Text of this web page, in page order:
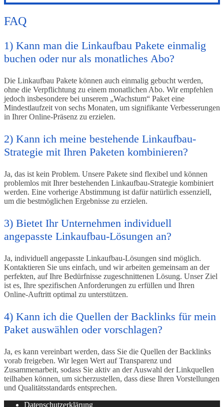
FAQ
1) Kann man die Linkaufbau Pakete einmalig
buchen oder nur als monatliches Abo?
Die Linkaufbau Pakete können auch einmalig gebucht werden,
ohne die Verpflichtung zu einem monatlichen Abo. Wir empfehlen
jedoch insbesondere bei unserem „Wachstum“ Paket eine
Mindestlaufzeit von sechs Monaten, um signifikante Verbesserungen
in Ihrer Online-Präsenz zu erzielen.
2) Kann ich meine bestehende Linkaufbau-
Strategie mit Ihren Paketen kombinieren?
Ja, das ist kein Problem. Unsere Pakete sind flexibel und können
problemlos mit Ihrer bestehenden Linkaufbau-Strategie kombiniert
werden. Eine vorherige Abstimmung ist dafür natürlich essenziell,
um die bestmöglichen Ergebnisse zu erzielen.
3) Bietet Ihr Unternehmen individuell
angepasste Linkaufbau-Lösungen an?
Ja, individuell angepasste Linkaufbau-Lösungen sind möglich.
Kontaktieren Sie uns einfach, und wir arbeiten gemeinsam an der
perfekten, auf Ihre Bedürfnisse zugeschnittenen Lösung. Unser Ziel
ist es, Ihre spezifischen Anforderungen zu erfüllen und Ihren
Online-Auftritt optimal zu unterstützen.
4) Kann ich die Quellen der Backlinks für mein
Paket auswählen oder vorschlagen?
Ja, es kann vereinbart werden, dass Sie die Quellen der Backlinks
vorab freigeben. Wir legen Wert auf Transparenz und
Zusammenarbeit, sodass Sie aktiv an der Auswahl der Linkquellen
teilhaben können, um sicherzustellen, dass diese Ihren Vorstellungen
und Qualitätsstandards entsprechen.
Datenschutzerklärung